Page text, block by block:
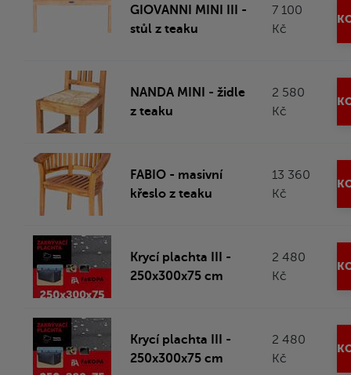
GIOVANNI MINI III -
stůl z teaku
7 100
Kč
NANDA MINI - židle
z teaku
2 580
Kč
FABIO - masivní
křeslo z teaku
13 360
Kč
Krycí plachta III -
250x300x75 cm
2 480
Kč
Krycí plachta III -
250x300x75 cm
2 480
Kč